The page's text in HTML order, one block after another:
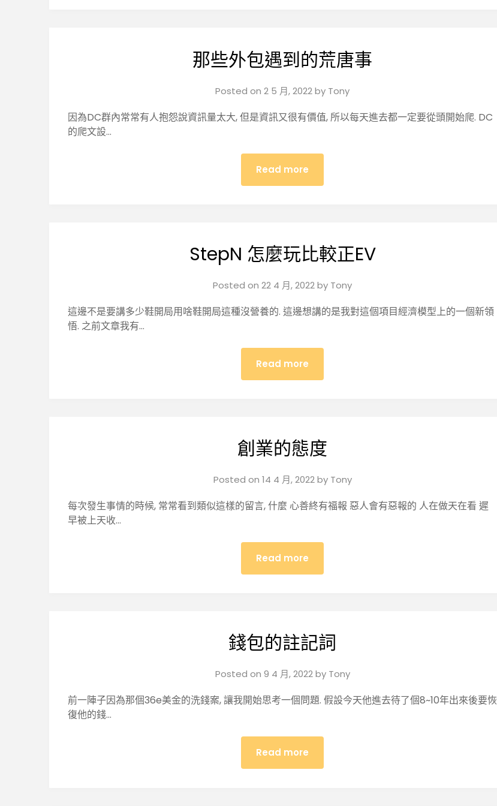
那些外包遇到的荒唐事
Posted on2 5 月, 2022by Tony
因為DC群內常常有人抱怨說資訊量太大, 但是資訊又很有價值, 所以每天進去都一定要從頭開始爬. DC
的爬文設…
Read more
StepN 怎麼玩比較正EV
Posted on22 4 月, 2022by Tony
這邊不是要講多少鞋開局用啥鞋開局這種沒營養的. 這邊想講的是我對這個項目經濟模型上的一個新領
悟. 之前文章我有…
Read more
創業的態度
Posted on 14 4 月, 2022by Tony
每次發生事情的時候, 常常看到類似這樣的留言, 什麼 心善終有福報 惡人會有惡報的 人在做天在看 遲
早被上天收…
Read more
錢包的註記詞
Posted on 9 4 月, 2022by Tony
前一陣子因為那個36e美金的洗錢案, 讓我開始思考一個問題. 假設今天他進去待了個8~10年出來後要恢
復他的錢…
Read more